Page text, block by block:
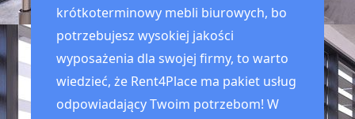
krótkoterminowy mebli biurowych, bo
potrzebujesz wysokiej jakości
wyposażenia dla swojej firmy, to warto
wiedzieć, że Rent4Place ma pakiet usług
odpowiadający Twoim potrzebom! W